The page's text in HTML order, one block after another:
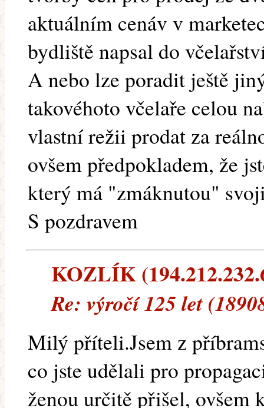
aktuálním cenáv v
bydliště napsal do
A nebo lze poradit ještě
takovéhoto včelaře celou
vlastní režii prodat za
ovšem předpokladem, že
který má "zmáknutou"
S pozdravem
KOZLÍK
Re: výročí 125 let
Milý příteli.Jsem z
co jste udělali pro
ženou určitě přišel, ovšem